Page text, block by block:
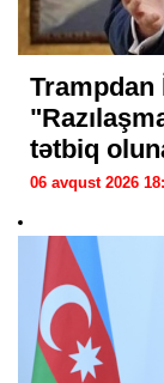
Trampdan
tətbiq
06 avqust 2026